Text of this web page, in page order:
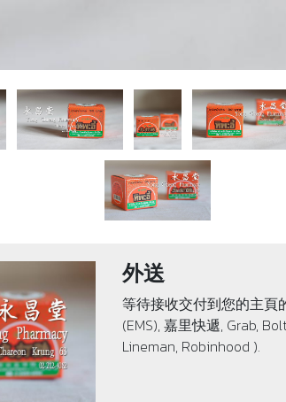
外送
等待接收交付到您的主頁
(EMS), 嘉里快遞, Grab,
Lineman, Robinhood ).